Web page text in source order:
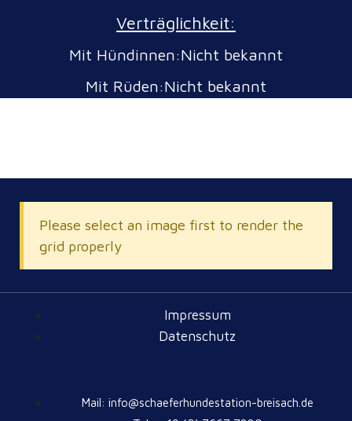
Verträglichkeit:
Mit Hündinnen:Nicht bekannt
Mit Rüden:Nicht bekannt
Please select an image first to render the
grid properly
Impressum
Datenschutz
Mail: info@schaeferhundestation-breisach.de